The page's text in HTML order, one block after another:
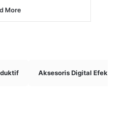
More
Aksesoris Digital Efektif